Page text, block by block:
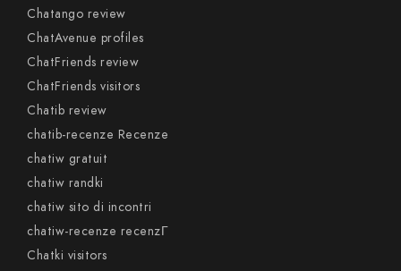
Chatango review
ChatAvenue profiles
ChatFriends review
ChatFriends visitors
Chatib review
chatib-recenze Recenze
chatiw gratuit
chatiw randki
chatiw sito di incontri
chatiw-recenze recenzГ­
Chatki visitors